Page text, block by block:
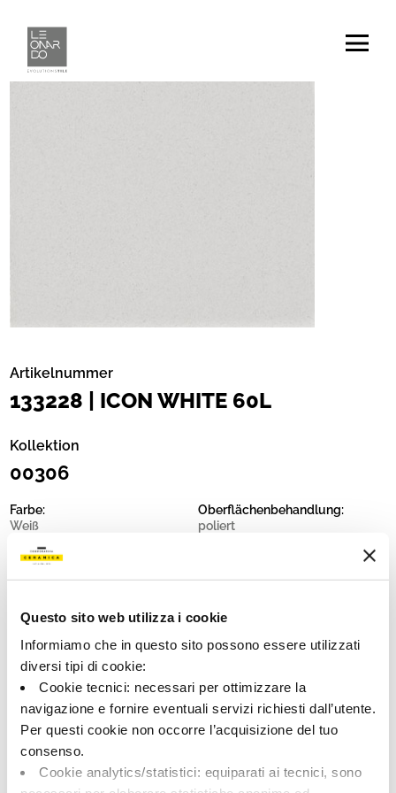
Questo sito web utilizza i cookie
Informiamo che in questo sito possono essere utilizzati
diversi tipi di cookie:
Cookie tecnici: necessari per ottimizzare la
navigazione e fornire eventuali servizi richiesti dall’utente.
Per questi cookie non occorre l’acquisizione del tuo
consenso.
Cookie analytics/statistici: equiparati ai tecnici, sono
Artikelnummer
133228 | ICON WHITE 60L
Kollektion
00306
Farbe:
Weiß
Typologie:
60.0x60.0
Oberflächenbehandlung:
poliert
MQ
Share: